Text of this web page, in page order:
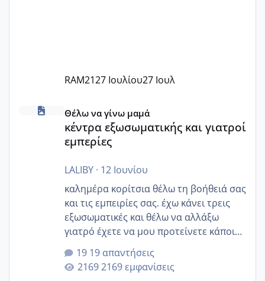
RAM2127 Ιουλίου27 Ιουλ
κέντρα εξωσωματικής και γιατροί εμπερίες
Θέλω να γίνω μαμά
κέντρα εξωσωματικής και γιατροί
εμπερίες
LALIBY· 12 Ιουνίου
καλημέρα κορίτσια θέλω τη βοήθειά σας
και τις εμπειρίες σας. έχω κάνει τρεις
εξωσωματικές και θέλω να αλλάξω
γιατρό έχετε να μου προτείνετε κάποιον
που μείνατε ευχαριστημένες και είχατε
επιιτυχία? έκανα στο υγεία με τον
ζερβομανωλάκη (δεν το εψαξε καθόλου
19 απαντήσεις
2169 εμφανίσεις